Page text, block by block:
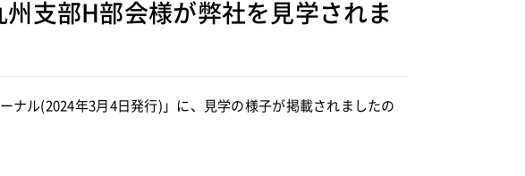
支部H部会様が弊社を見学されま
ナル(2024年3月4日発行)」に、見学の様子が掲載されましたの